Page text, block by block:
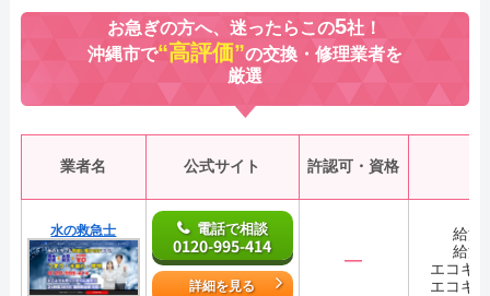
お急ぎの方へ、迷ったらこの5社！
沖縄市で“高評価”の交換・修理業者を
厳選
業者名 公式サイト 許認可・資格
水の救急士 電話で相談
0120-995-414
詳細を見る
―
給湯
給湯
エコキ
エコキ